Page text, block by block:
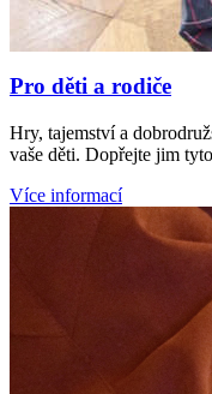
Pro děti a rodiče
Hry, tajemství a
vaše děti. Dopřejte jim
Více informací